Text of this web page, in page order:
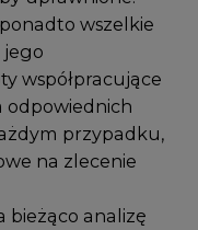
wszelkie
jego
współpracujące
odpowiednich
przypadku,
na zlecenie
bieżąco analizę